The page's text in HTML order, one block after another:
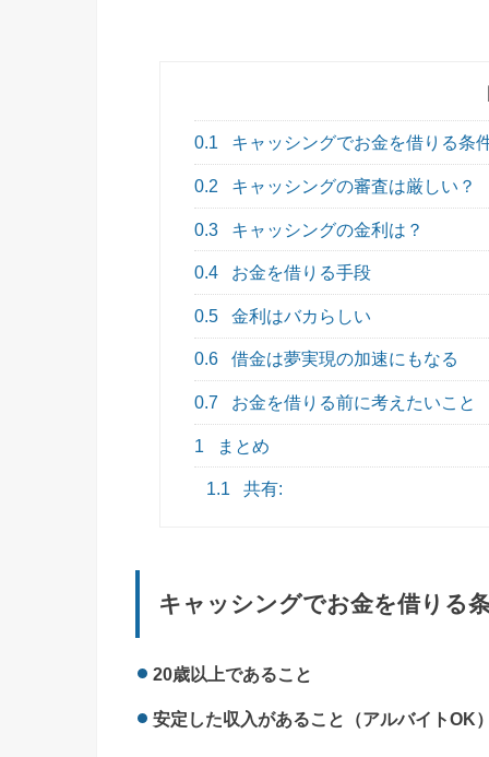
0.1 キャッシングでお金を借りる条
0.2 キャッシングの審査は厳しい？
0.3 キャッシングの金利は？
0.4 お金を借りる手段
0.5 金利はバカらしい
0.6 借金は夢実現の加速にもなる
0.7 お金を借りる前に考えたいこと
1 まとめ
1.1 共有:
キャッシングでお金を借りる
20歳以上であること
安定した収入があること（アルバイトOK